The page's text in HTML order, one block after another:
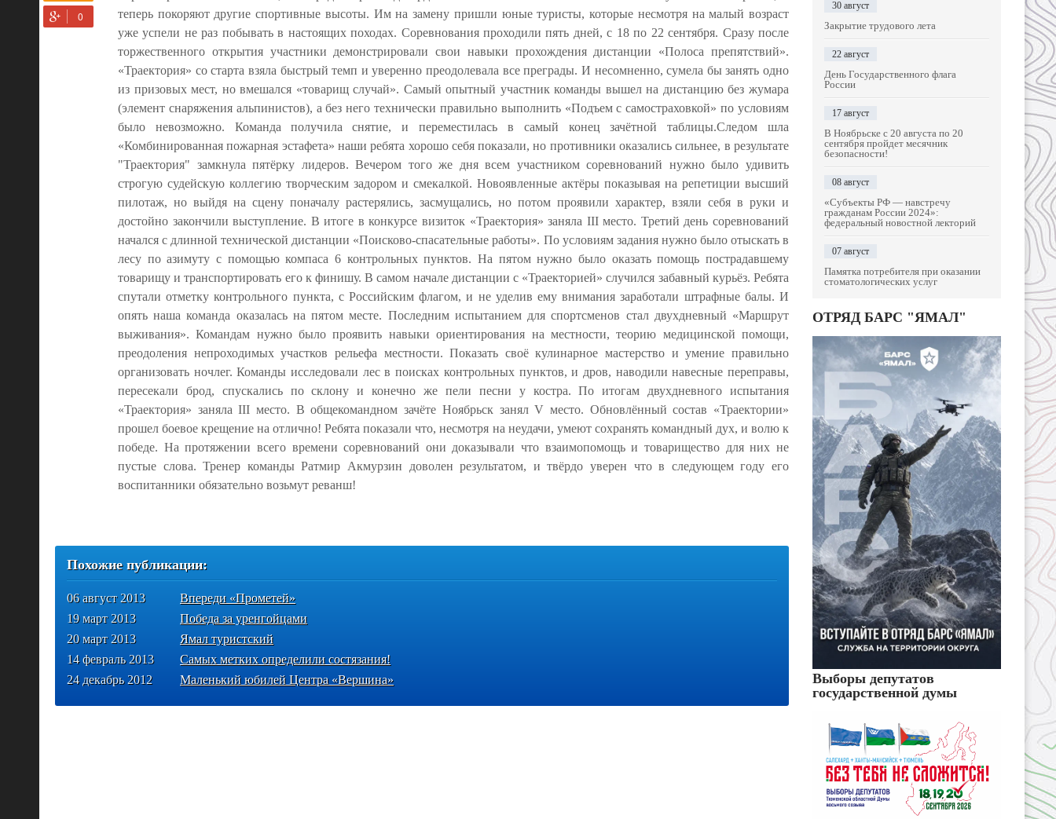
теперь покоряют другие спортивные высоты. Им на замену пришли юные туристы, которые несмотря на малый возраст
уже успели не раз побывать в настоящих походах. Соревнования проходили пять дней, с 18 по 22 сентября. Сразу после
торжественного открытия участники демонстрировали свои навыки прохождения дистанции «Полоса препятствий».
«Траектория» со старта взяла быстрый темп и уверенно преодолевала все преграды. И несомненно, сумела бы занять одно
из призовых мест, но вмешался «товарищ случай». Самый опытный участник команды вышел на дистанцию без жумара
(элемент снаряжения альпинистов), а без него технически правильно выполнить «Подъем с самостраховкой» по условиям
было невозможно. Команда получила снятие, и переместилась в самый конец зачётной таблицы.Следом шла
«Комбинированная пожарная эстафета» наши ребята хорошо себя показали, но противники оказались сильнее, в результате
"Траектория" замкнула пятёрку лидеров. Вечером того же дня всем участником соревнований нужно было удивить
строгую судейскую коллегию творческим задором и смекалкой. Новоявленные актёры показывая на репетиции высший
пилотаж, но выйдя на сцену поначалу растерялись, засмущались, но потом проявили характер, взяли себя в руки и
достойно закончили выступление. В итоге в конкурсе визиток «Траектория» заняла III место. Третий день соревнований
начался с длинной технической дистанции «Поисково-спасательные работы». По условиям задания нужно было отыскать в
лесу по азимуту с помощью компаса 6 контрольных пунктов. На пятом нужно было оказать помощь пострадавшему
товарищу и транспортировать его к финишу. В самом начале дистанции с «Траекторией» случился забавный курьёз. Ребята
спутали отметку контрольного пункта, с Российским флагом, и не уделив ему внимания заработали штрафные балы. И
опять наша команда оказалась на пятом месте. Последним испытанием для спортсменов стал двухдневный «Маршрут
выживания». Командам нужно было проявить навыки ориентирования на местности, теорию медицинской помощи,
преодоления непроходимых участков рельефа местности. Показать своё кулинарное мастерство и умение правильно
организовать ночлег. Команды исследовали лес в поисках контрольных пунктов, и дров, наводили навесные переправы,
пересекали брод, спускались по склону и конечно же пели песни у костра. По итогам двухдневного испытания
«Траектория» заняла III место. В общекомандном зачёте Ноябрьск занял V место. Обновлённый состав «Траектории»
прошел боевое крещение на отлично! Ребята показали что, несмотря на неудачи, умеют сохранять командный дух, и волю к
победе. На протяжении всего времени соревнований они доказывали что взаимопомощь и товарищество для них не
пустые слова. Тренер команды Ратмир Акмурзин доволен результатом, и твёрдо уверен что в следующем году его
воспитанники обязательно возьмут реванш!
Похожие публикации:
06 август 2013
Впереди «Прометей»
19 март 2013
Победа за уренгойцами
20 март 2013
Ямал туристский
14 февраль 2013
Самых метких определили состязания!
24 декабрь 2012
Маленький юбилей Центра «Вершина»
30 август
Закрытие трудового лета
22 август
День Государственного флага
России
17 август
В Ноябрьске с 20 августа по 20
сентября пройдет месячник
безопасности!
08 август
«Субъекты РФ — навстречу
гражданам России 2024»:
федеральный новостной лекторий
07 август
Памятка потребителя при оказании
стоматологических услуг
ОТРЯД БАРС "ЯМАЛ"
Выборы депутатов
государственной думы